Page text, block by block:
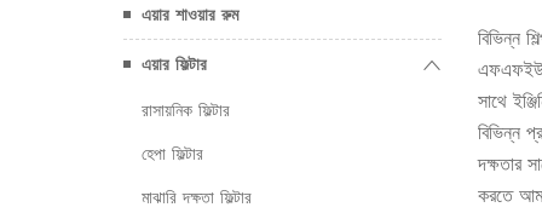
এয়ার শাওয়ার রুম
এয়ার ফিল্টার
রাসায়নিক ফিল্টার
হেপা ফিল্টার
মাঝারি দক্ষতা ফিল্টার
বিভিন্ন
এফএফইউ
সাথে
বিভিন্ন
দক্ষতার
করতে